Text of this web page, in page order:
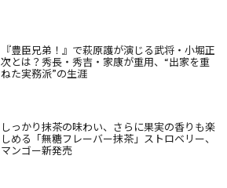
『豊臣兄弟！』で萩原護が演じる武将・小堀正
次とは？秀長・秀吉・家康が重用、“出家を重
ねた実務派”の生涯
しっかり抹茶の味わい、さらに果実の香りも楽
しめる「無糖フレーバー抹茶」ストロベリー、
マンゴー新発売